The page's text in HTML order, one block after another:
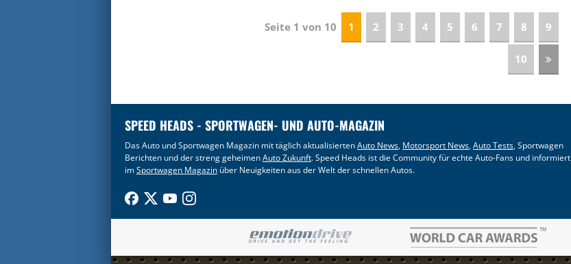
Seite 1 von 10 1 2 3 4 5 6 7 8 9
10
SPEED HEADS - SPORTWAGEN- UND AUTO-MAGAZIN
Das Auto und Sportwagen Magazin mit täglich aktualisiertenAuto News, Motorsport News,Auto Tests, Sportwagen
Berichten und der streng geheimenAuto Zukunft. Speed Heads ist die Community für echte Auto-Fans und informiert
imSportwagen Magazin über Neuigkeiten aus der Welt der schnellen Autos.